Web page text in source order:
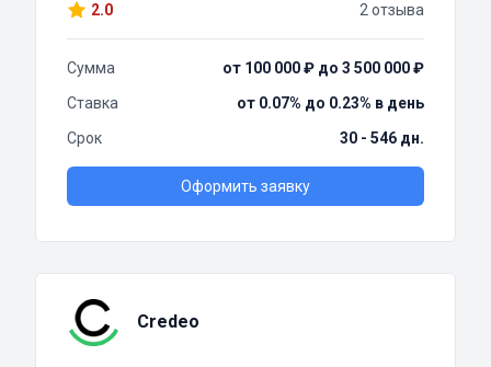
2.0 2 отзыва
Сумма
от 100 000 ₽ до 3 500 000 ₽
Ставка
от 0.07% до 0.23% в день
Срок
30 - 546 дн.
Оформить заявку
Credeo